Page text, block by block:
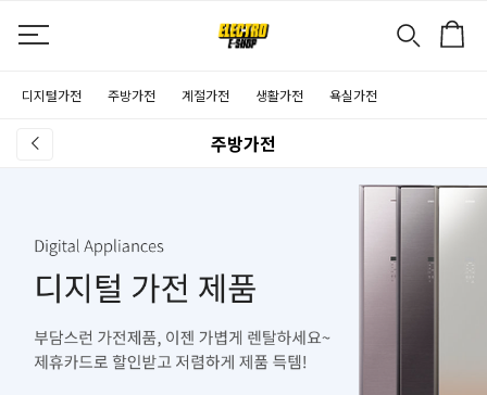
디지털가전 주방가전 계절가전 생활가전 욕실가전
주방가전